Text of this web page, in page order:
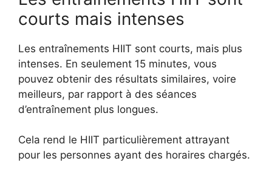
courts mais intenses
Les entraînements HIIT sont courts, mais plus
intenses. En seulement 15 minutes, vous
pouvez obtenir des résultats similaires, voire
meilleurs, par rapport à des séances
d’entraînement plus longues.
Cela rend le HIIT particulièrement attrayant
pour les personnes ayant des horaires chargés.